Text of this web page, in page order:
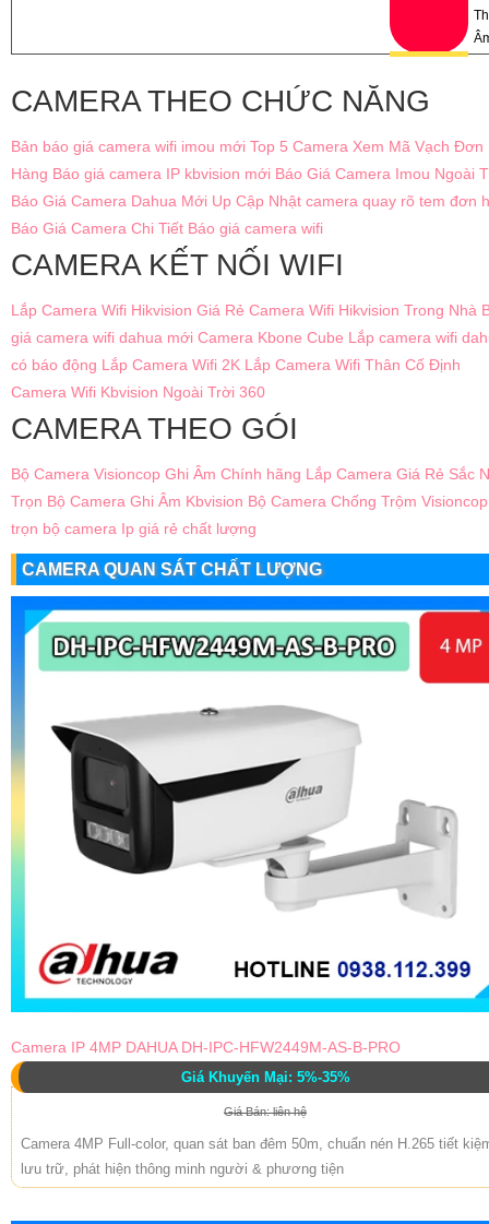
CAMERA THEO CHỨC NĂNG
Bản báo giá camera wifi imou mới Top 5 Camera Xem Mã Vạch Đơn
Hàng Báo giá camera IP kbvision mới Báo Giá Camera Imou Ngoài
Báo Giá Camera Dahua Mới Up Cập Nhật camera quay rõ tem đơn
Báo Giá Camera Chi Tiết Báo giá camera wifi
CAMERA KẾT NỐI WIFI
Lắp Camera Wifi Hikvision Giá Rẻ Camera Wifi Hikvision Trong Nhà
giá camera wifi dahua mới Camera Kbone Cube Lắp camera wifi
có báo động Lắp Camera Wifi 2K Lắp Camera Wifi Thân Cố Định
Camera Wifi Kbvision Ngoài Trời 360
CAMERA THEO GÓI
Bộ Camera Visioncop Ghi Âm Chính hãng Lắp Camera Giá Rẻ Sắc
Trọn Bộ Camera Ghi Âm Kbvision Bộ Camera Chống Trộm Visioncop
trọn bộ camera Ip giá rẻ chất lượng
CAMERA QUAN SÁT CHẤT LƯỢNG
Camera IP 4MP DAHUA DH-IPC-HFW2449M-AS-B-PRO
Giá Khuyến Mại: 5%-35%
Giá Bán: liên hệ
Camera 4MP Full-color, quan sát ban đêm 50m, chuẩn nén H.265 tiết
lưu trữ, phát hiện thông minh người & phương tiện